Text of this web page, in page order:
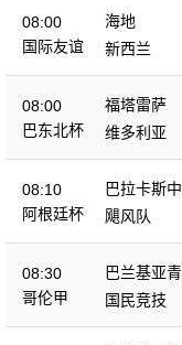
08:00
国际友谊
海地
新西兰
08:00
巴东北杯
福塔雷萨
维多利亚
08:10
阿根廷杯
巴拉卡斯
飓风队
08:30
哥伦甲
巴兰基亚
国民竞技